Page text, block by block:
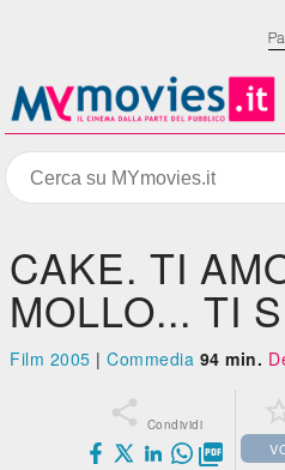
CAKE. TI
MOLLO... TI
Film 2005 |Commedia 94 min.
 Condividi
